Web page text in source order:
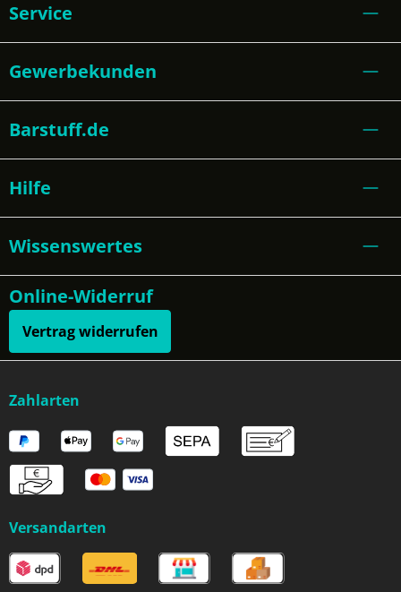
Service
Gewerbekunden
Barstuff.de
Hilfe
Wissenswertes
Online-Widerruf
Vertrag widerrufen
Zahlarten
Versandarten